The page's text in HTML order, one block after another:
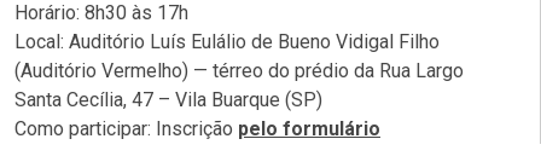
Horário: 8h30 às 17h
Local: Auditório Luís Eulálio de Bueno Vidigal Filho
(Auditório Vermelho) — térreo do prédio da Rua Largo
Santa Cecília, 47 – Vila Buarque (SP)
Como participar: Inscrição pelo formulário